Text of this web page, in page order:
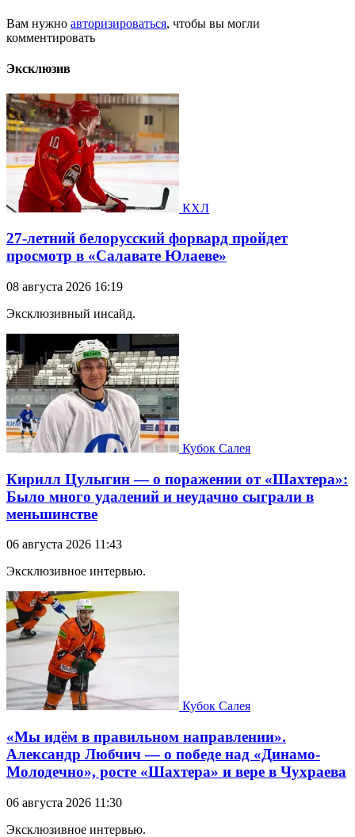
Вам нужно авторизироваться, чтобы вы могли
комментировать
Эксклюзив
КХЛ
27-летний белорусский форвард пройдет
просмотр в «Салавате Юлаеве»
08 августа 2026 16:19
Эксклюзивный инсайд.
Кубок Салея
Кирилл Цулыгин — о поражении от «Шахтера»:
Было много удалений и неудачно сыграли в
меньшинстве
06 августа 2026 11:43
Эксклюзивное интервью.
Кубок Салея
«Мы идём в правильном направлении».
Александр Любчич — о победе над «Динамо-
Молодечно», росте «Шахтера» и вере в Чухраева
06 августа 2026 11:30
Эксклюзивное интервью.